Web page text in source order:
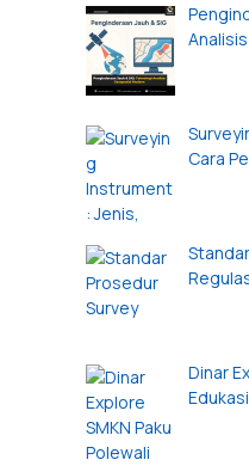
Cara
Dinar